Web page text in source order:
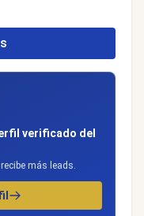
verificado del
más leads.